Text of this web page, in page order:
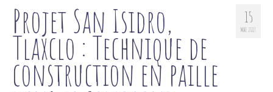
Architecture & Savoir-faire
Carnet de route
15
MAI 2017
Projet San Isidro,
Tlaxclo : Technique de
construction en paille